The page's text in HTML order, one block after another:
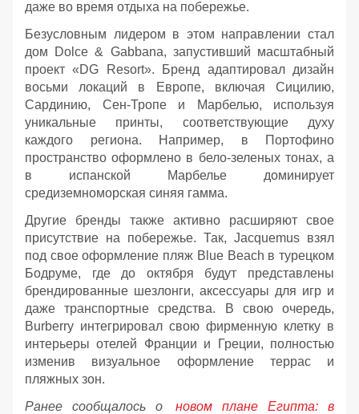
даже во время отдыха на побережье.
Безусловным лидером в этом направлении стал
дом Dolce & Gabbana, запустивший масштабный
проект «DG Resort». Бренд адаптировал дизайн
восьми локаций в Европе, включая Сицилию,
Сардинию, Сен-Тропе и Марбелью, используя
уникальные принты, соответствующие духу
каждого региона. Например, в Портофино
пространство оформлено в бело-зеленых тонах, а
в испанской Марбелье доминирует
средиземноморская синяя гамма.
Другие бренды также активно расширяют свое
присутствие на побережье. Так, Jacquemus взял
под свое оформление пляж Blue Beach в турецком
Бодруме, где до октября будут представлены
брендированные шезлонги, аксессуары для игр и
даже транспортные средства. В свою очередь,
Burberry интегрировал свою фирменную клетку в
интерьеры отелей Франции и Греции, полностью
изменив визуальное оформление террас и
пляжных зон.
Ранее сообщалось о
новом плане Египта: в